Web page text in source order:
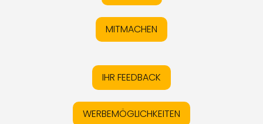
MITMACHEN
IHR FEEDBACK
WERBEMÖGLICHKEITEN